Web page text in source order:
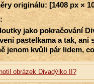
originálu: [1408 px ×
jako pokračování
pastelkama a tak,
jenom kvůli pár lidem,
obrázek Divadýlko II?